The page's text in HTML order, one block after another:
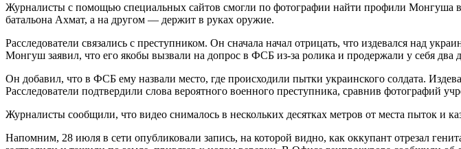
Журналисты с помощью специальных сайтов смогли по фотографии найти профили Монгуша
батальона Ахмат, а на другом — держит в руках оружие.
Расследователи связались с преступником. Он сначала начал отрицать, что издевался над
Монгуш заявил, что его якобы вызвали на допрос в ФСБ из-за ролика и продержали у себя два
Он добавил, что в ФСБ ему назвали место, где происходили пытки украинского солдата.
Расследователи подтвердили слова вероятного военного преступника, сравнив фотографий
Журналисты сообщили, что видео снималось в нескольких десятках метров от места пыток и
Напомним, 28 июля в сети опубликовали запись, на которой видно, как оккупант отрезал